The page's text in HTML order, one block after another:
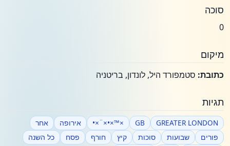
סוכה
0
מיקום
כתובת: סטמפורד היל, לונדון, בריטניה
תגיות
GREATER LONDON
GB
×™×•×¨×• אירופה
אחר
פורים
שבועות סוכות קיץ חורף פסח
כל השנה